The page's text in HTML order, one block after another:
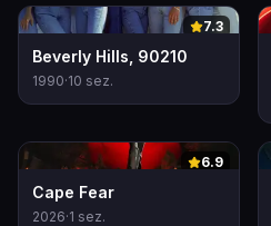
0 7.3
Beverly Hills, 90210
1990·10 sez.
0
0 6.9
Cape Fear
2026·1 sez.
0